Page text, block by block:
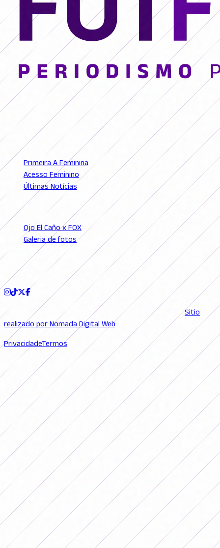
© 2026 FutFemGol. Todos los derechos reservados.
Primeira A Feminina
Acesso Feminino
Últimas Notícias
SEÇÕES
Ojo El Caño x FOX
Galeria de fotos
Podcast
SIGA-NOS
© 2026 FutFemGol. Todos los derechos reservados. |Sitio
realizado por Nomada Digital Web
PrivacidadeTermos